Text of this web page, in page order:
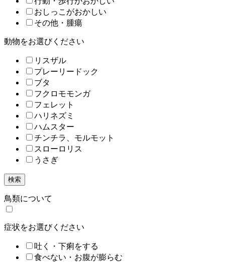
おしっこがおかしい
その他・腫瘍
動物をお選びください
リスザル
プレーリードック
ブタ
フクロモモンガ
フェレット
ハリネズミ
ハムスター
チンチラ、モルモット
スローロリス
うさぎ
検索
鳥類について
症状をお選びください
吐く・下痢をする
食べない・お腹が膨らむ